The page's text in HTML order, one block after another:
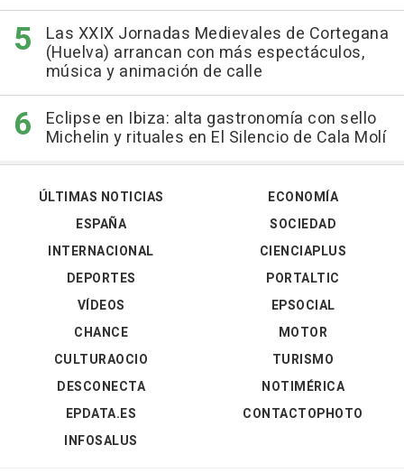
Las XXIX Jornadas Medievales de Cortegana
(Huelva) arrancan con más espectáculos,
música y animación de calle
Eclipse en Ibiza: alta gastronomía con sello
Michelin y rituales en El Silencio de Cala Molí
ÚLTIMAS NOTICIAS
ESPAÑA
INTERNACIONAL
DEPORTES
VÍDEOS
ECONOMÍA
SOCIEDAD
CIENCIAPLUS
PORTALTIC
EPSOCIAL
CHANCE
CULTURAOCIO
DESCONECTA
EPDATA.ES
INFOSALUS
MOTOR
TURISMO
NOTIMÉRICA
CONTACTOPHOTO